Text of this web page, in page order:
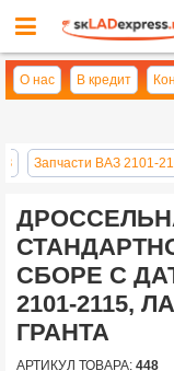
О нас В кредит
Запчасти ВАЗ 2101-
СБОРЕ С
2101-2115,
ГРАНТА
АРТИКУЛ ТОВАРА: 448